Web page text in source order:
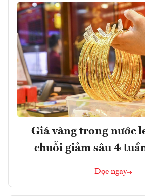
Giá vàng trong nước
chuỗi giảm sâu 4
Đọc ngay